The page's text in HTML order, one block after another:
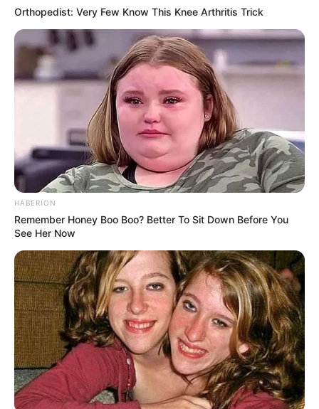
Orthopedist: Very Few Know This Knee Arthritis Trick
HABERION
Remember Honey Boo Boo? Better To Sit Down Before You
See Her Now